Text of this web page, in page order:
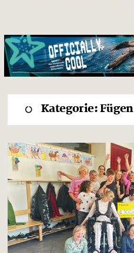
Kategorie:Fügen